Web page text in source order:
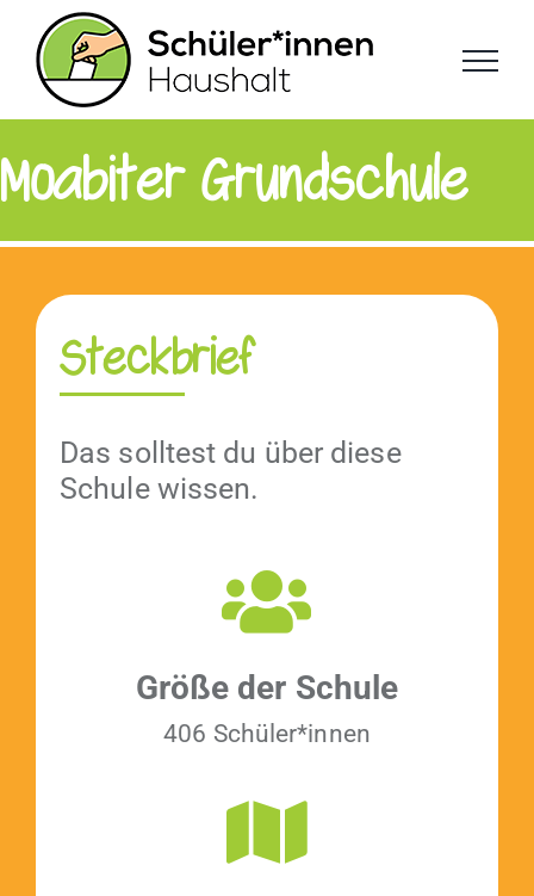
Inhalt
springen
Moabiter Grundschule
Steckbrief
Das soll­test du über diese
Schule wissen.
Größe der Schule
406 Schüler*innen